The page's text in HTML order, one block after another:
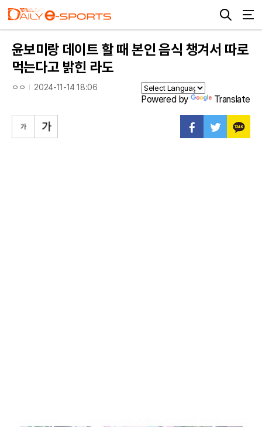
윤보미랑 데이트 할 때 본인 음식 챙겨서 따로
먹는다고 밝힌 라도
ㅇㅇ 2024-11-14 18:06
Powered by Translate